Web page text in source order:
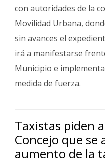
con autoridades de la
Movilidad Urbana,
sin avances el
irá a manifestarse
Municipio e
medida de fuerza.
Taxistas piden
Concejo que se
aumento de la